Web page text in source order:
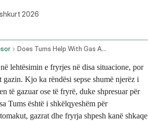
2026
Does Tums Help With Gas And Bloating
lehtësimin e fryrjes në disa situacione, por
Kjo ka rëndësi sepse shumë njerëz i
të gazuar ose të fryrë, duke shpresuar për
Tums është i shkëlqyeshëm për
gazrat dhe fryrja shpesh kanë shkaqe